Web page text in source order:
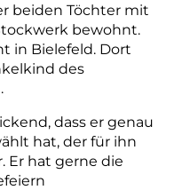
beiden Töchter mit
bewohnt.
in Bielefeld. Dort
des
dass er genau
hat, der für ihn
Er hat gerne die